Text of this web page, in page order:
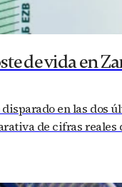
de vida en
en las
de cifras reales